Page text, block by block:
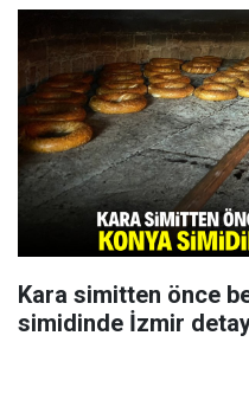
Kara simitten önce
simidinde İzmir